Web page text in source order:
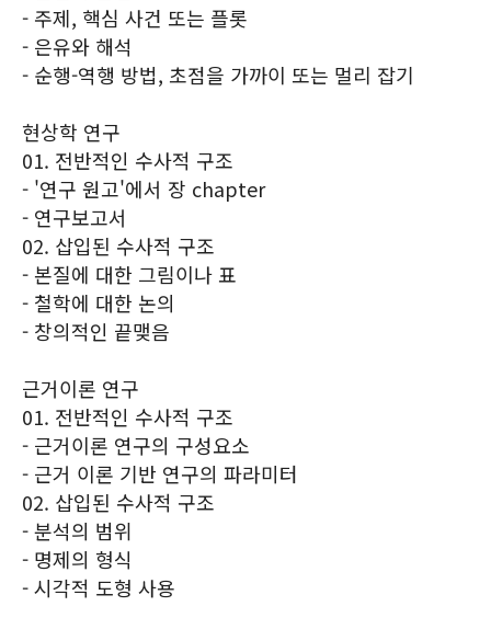
- 주제, 핵심 사건 또는 플롯
- 은유와 해석
- 순행-역행 방법, 초점을 가까이 또는 멀리 잡기
현상학 연구
01. 전반적인 수사적 구조
- '연구 원고'에서 장 chapter
- 연구보고서
02. 삽입된 수사적 구조
- 본질에 대한 그림이나 표
- 철학에 대한 논의
- 창의적인 끝맺음
근거이론 연구
01. 전반적인 수사적 구조
- 근거이론 연구의 구성요소
- 근거 이론 기반 연구의 파라미터
02. 삽입된 수사적 구조
- 분석의 범위
- 명제의 형식
- 시각적 도형 사용